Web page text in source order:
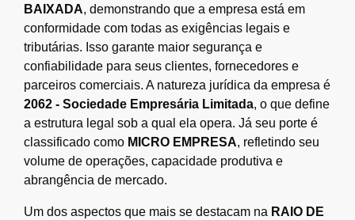
BAIXADA, demonstrando que a empresa está em
conformidade com todas as exigências legais e
tributárias. Isso garante maior segurança e
confiabilidade para seus clientes, fornecedores e
parceiros comerciais. A natureza jurídica da empresa é
2062 - Sociedade Empresária Limitada, o que define
a estrutura legal sob a qual ela opera. Já seu porte é
classificado como MICRO EMPRESA, refletindo seu
volume de operações, capacidade produtiva e
abrangência de mercado.
Um dos aspectos que mais se destacam na RAIO DE